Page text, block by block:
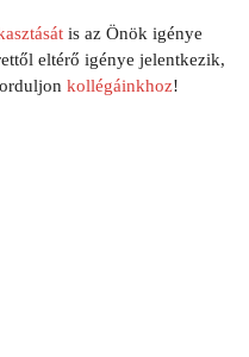
is az Önök igénye
eltérő igénye jelentkezik,
kollégáinkhoz!